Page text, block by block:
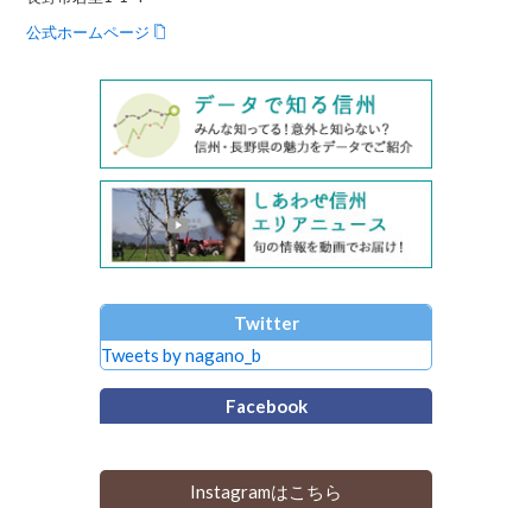
公式ホームページ
Twitter
Tweets by nagano_b
Facebook
Instagramはこちら